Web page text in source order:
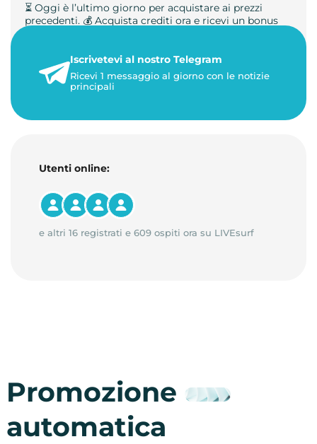
⏳ Oggi è l’ultimo giorno per acquistare ai prezzi
precedenti. 💰 Acquista crediti ora e ricevi un bonus
23 maggio 2026
1 minuto di lettura
Iscrivetevi al nostro Telegram
Ricevi 1 messaggio al giorno con le notizie
principali
Utenti online:
e altri 16 registrati e 609 ospiti ora su LIVEsurf
Promozione
automatica